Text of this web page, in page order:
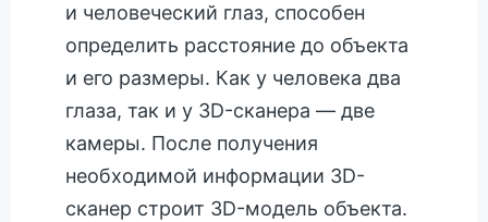
и человеческий глаз, способен
определить расстояние до объекта
и его размеры. Как у человека два
глаза, так и у 3D-сканера — две
камеры. После получения
необходимой информации 3D-
сканер строит 3D-модель объекта.